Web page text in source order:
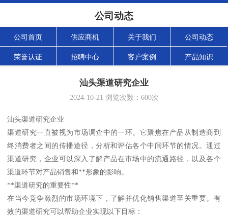
公司动态
公司首页 供应商机 关于我们 公司动态
荣誉认证 招聘中心 客户案例 产品知识
汕头渠道研究企业
2024-10-21 浏览次数： 600次
汕头渠道研究企业
渠道研究一直被视为市场调查中的一环。它聚焦在产品从制造商到
终消费者之间的传播途径，分析和评估各个中间环节的情况。通过
渠道研究，企业可以深入了解产品在市场中的流通路径，以及各个
渠道环节对产品销售和**形象的影响。
**渠道研究的重要性**
在当今竞争激烈的市场环境下，了解并优化销售渠道至关重要。有
效的渠道研究可以帮助企业实现以下目标：